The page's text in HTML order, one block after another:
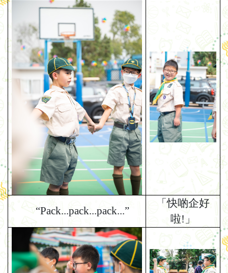
“Pack...pack...pack...”
「快啲企好
啦! 」